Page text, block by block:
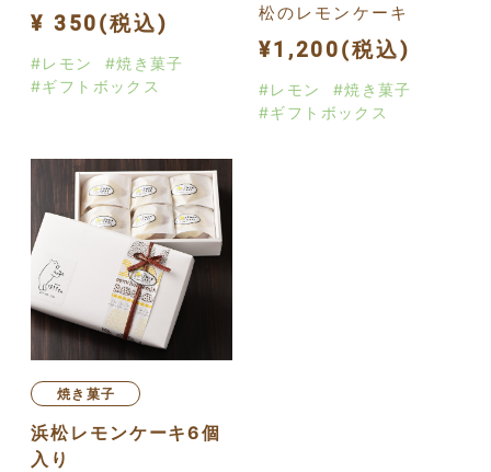
¥ 350(税込)
#レモン
#焼き菓子
#ギフトボックス
松のレモンケーキ
¥1,200(税込)
#レモン
#焼き菓子
#ギフトボックス
焼き菓子
浜松レモンケーキ6個
入り